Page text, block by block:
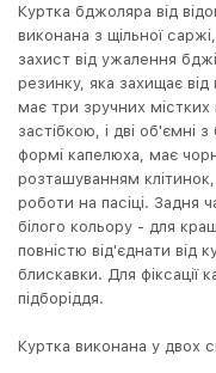
Куртка бджоляра від
виконана з щільної
захист від ужалення
резинку, яка захищає від
має три зручних
застібкою, і дві об'ємні
формі капелюха, має
розташуванням клітинок,
роботи на пасіці. Задня
білого кольору - для
повністю від'єднати від
блискавки. Для фіксації
підборіддя.
Куртка виконана у двох